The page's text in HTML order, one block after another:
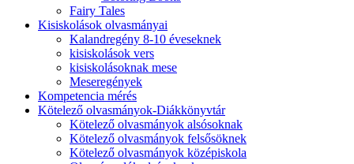
Fairy Tales
Kisiskolások olvasmányai
Kalandregény 8-10 éveseknek
kisiskolások vers
kisiskolásoknak mese
Meseregények
Kompetencia mérés
Kötelező olvasmányok-Diákkönyvtár
Kötelező olvasmányok alsósoknak
Kötelező olvasmányok felsősöknek
Kötelező olvasmányok középiskola